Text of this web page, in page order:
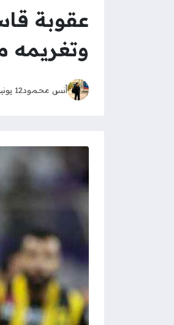
وتغريمه
أنس محمود12 يونيو 2026 - 3:29م